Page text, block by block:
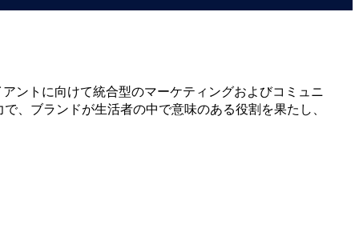
アントに向けて統合型のマーケティングおよびコミュニ
、 ブランドが生活者の中で意味のある役割を果たし、